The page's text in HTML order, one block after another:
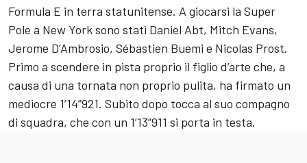
Formula E in terra statunitense. A giocarsi la Super
Pole a New York sono stati Daniel Abt, Mitch Evans,
Jerome D’Ambrosio, Sébastien Buemi e Nicolas Prost.
Primo a scendere in pista proprio il figlio d’arte che, a
causa di una tornata non proprio pulita, ha firmato un
mediocre 1’14”921. Subito dopo tocca al suo compagno
di squadra, che con un 1’13”911 si porta in testa.